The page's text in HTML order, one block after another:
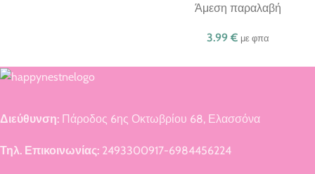
Άμεση παραλαβή
3.99 € με φπα
Διεύθυνση: Πάροδος 6ης Οκτωβρίου 68, Ελασσόνα
Τηλ. Επικοινωνίας: 2493300917-6984456224